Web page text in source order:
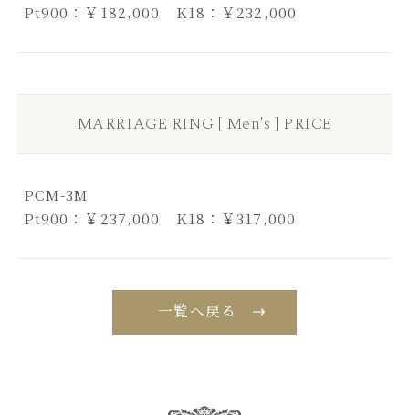
Pt900：￥182,000 K18：￥232,000
MARRIAGE RING [ Men's ] PRICE
PCM-3M
Pt900：￥237,000 K18：￥317,000
一覧へ戻る